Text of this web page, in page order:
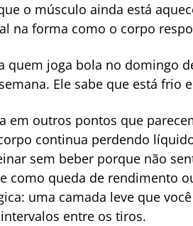
o músculo ainda está
na forma como o corpo
quem joga bola no domingo
Ele sabe que está
em outros pontos que
continua perdendo
sem beber porque não
como queda de rendimento
uma camada leve que
entre os tiros.